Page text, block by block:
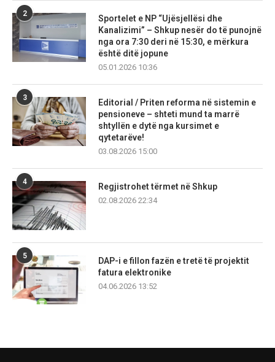
2
Sportelet e NP “Ujësjellësi dhe
Kanalizimi” – Shkup nesër do të punojnë
nga ora 7:30 deri në 15:30, e mërkura
është ditë jopune
05.01.2026 10:36
3
Editorial / Priten reforma në sistemin e
pensioneve – shteti mund ta marrë
shtyllën e dytë nga kursimet e
qytetarëve!
03.08.2026 15:00
4
Regjistrohet tërmet në Shkup
02.08.2026 22:34
5
DAP-i e fillon fazën e tretë të projektit
fatura elektronike
04.06.2026 13:52